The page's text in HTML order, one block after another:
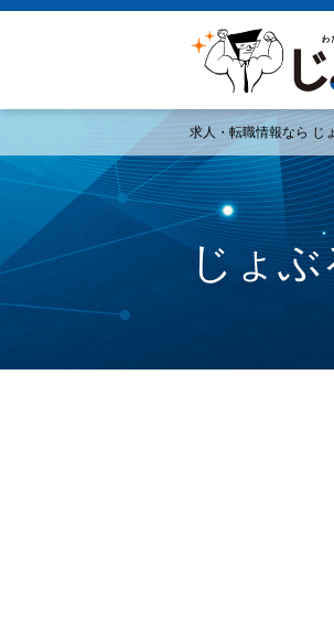
求人・転職情報なら じ
じょぶ